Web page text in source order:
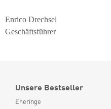
Enrico Drechsel
Geschäftsführer
Unsere Bestseller
Eheringe